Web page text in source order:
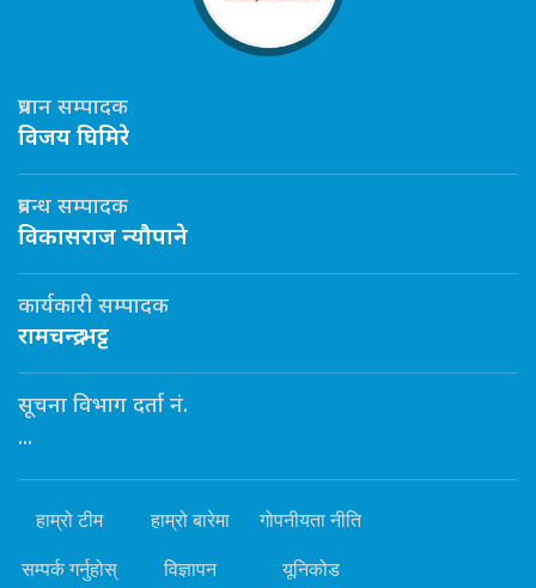
प्रधान सम्पादक
विजय घिमिरे
प्रबन्ध सम्पादक
विकासराज न्यौपाने
कार्यकारी सम्पादक
रामचन्द्र भट्ट
सूचना विभाग दर्ता नं.
...
हाम्रो टीम हाम्रो बारेमा गोपनीयता नीति
सम्पर्क गर्नुहोस् विज्ञापन यूनिकोड